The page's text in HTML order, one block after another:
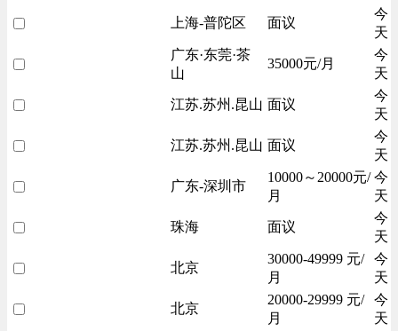
上海-普陀区 面议
今
天
广东·东莞·茶
山
35000元/月
今
天
江苏.苏州.昆山 面议
今
天
江苏.苏州.昆山 面议
今
天
广东-深圳市
10000～20000元/
月
今
天
珠海 面议
今
天
北京
30000-49999 元/
月
今
天
北京
20000-29999 元/
月
今
天